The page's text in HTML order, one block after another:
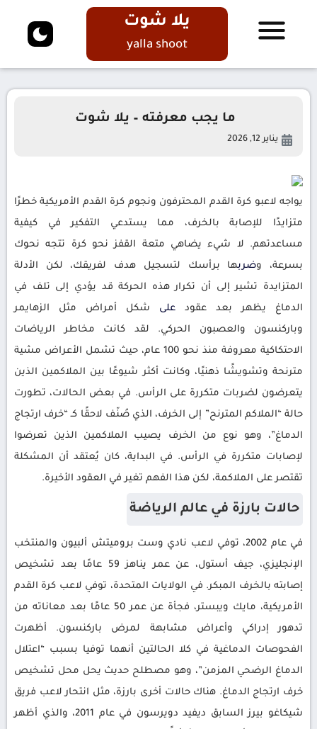
يلا شوت
yalla shoot
ما يجب معرفته – يلا شوت
يناير 12, 2026
يواجه لاعبو كرة القدم المحترفون ونجوم كرة القدم الأمريكية خطرًا
متزايدًا للإصابة بالخرف، مما يستدعي التفكير في كيفية
مساعدتهم. لا شيء يضاهي متعة القفز نحو كرة تتجه نحوك
بسرعة، وضربها برأسك لتسجيل هدف لفريقك، لكن الأدلة
المتزايدة تشير إلى أن تكرار هذه الحركة قد يؤدي إلى تلف في
الدماغ يظهر بعد عقود على شكل أمراض مثل الزهايمر
وباركنسون والعصبون الحركي. لقد كانت مخاطر الرياضات
الاحتكاكية معروفة منذ نحو 100 عام، حيث تشمل الأعراض مشية
مترنحة وتشويشًا ذهنيًا، وكانت أكثر شيوعًا بين الملاكمين الذين
يتعرضون لضربات متكررة على الرأس. في بعض الحالات، تطورت
حالة “الملاكم المترنح” إلى الخرف، الذي صُنّف لاحقًا كـ “خرف ارتجاج
الدماغ”، وهو نوع من الخرف يصيب الملاكمين الذين تعرضوا
لإصابات متكررة في الرأس. في البداية، كان يُعتقد أن المشكلة
تقتصر على الملاكمة، لكن هذا الفهم تغير في العقود الأخيرة.
حالات بارزة في عالم الرياضة
في عام 2002، توفي لاعب نادي وست بروميتش ألبيون والمنتخب
الإنجليزي، جيف أستول، عن عمر يناهز 59 عامًا بعد تشخيص
إصابته بالخرف المبكر. في الولايات المتحدة، توفي لاعب كرة القدم
الأمريكية، مايك ويبستر، فجأة عن عمر 50 عامًا بعد معاناته من
تدهور إدراكي وأعراض مشابهة لمرض باركنسون. أظهرت
الفحوصات الدماغية في كلا الحالتين أنهما توفيا بسبب “اعتلال
الدماغ الرضحي المزمن”، وهو مصطلح حديث يحل محل تشخيص
خرف ارتجاج الدماغ. هناك حالات أخرى بارزة، مثل انتحار لاعب فريق
شيكاغو بيرز السابق ديفيد دويرسون في عام 2011، والذي أظهر